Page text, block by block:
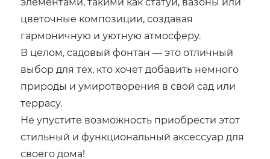
цветочные композиции, создавая
гармоничную и уютную атмосферу.
В целом, садовый фонтан — это отличный
выбор для тех, кто хочет добавить немного
природы и умиротворения в свой сад или
террасу.
Не упустите возможность приобрести этот
стильный и функциональный аксессуар для
своего дома!